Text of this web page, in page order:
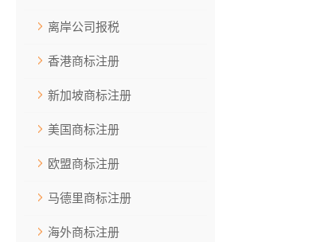
离岸公司报税
香港商标注册
新加坡商标注册
美国商标注册
欧盟商标注册
马德里商标注册
海外商标注册